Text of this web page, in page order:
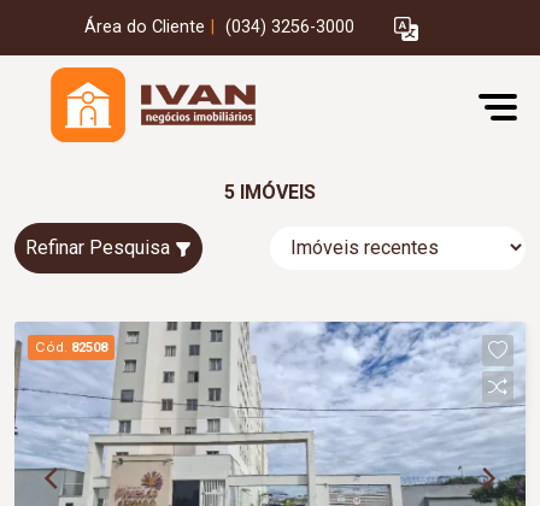
Área do Cliente (034) 3256-3000
5 IMÓVEIS
Refinar Pesquisa
Cód. 82508